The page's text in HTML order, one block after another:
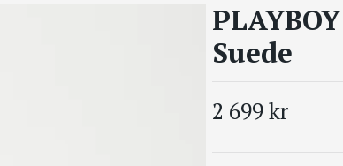
Suede
2 699 kr